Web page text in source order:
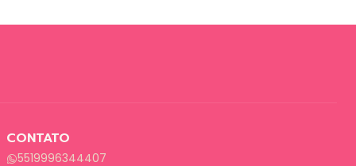
CONTATO
5519996344407